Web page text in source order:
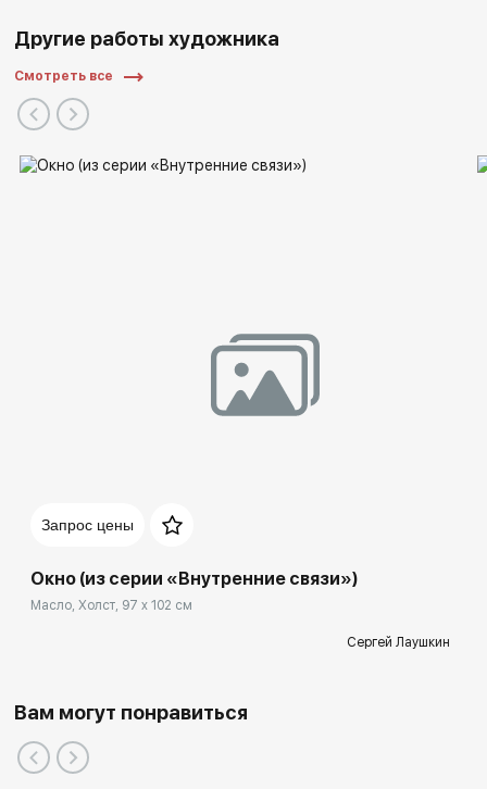
Другие работы художника
Смотреть все
Запрос цены
Окно (из серии «Внутренние связи»)
Масло, Холст, 97 x 102 см
Сергей Лаушкин
Вам могут понравиться